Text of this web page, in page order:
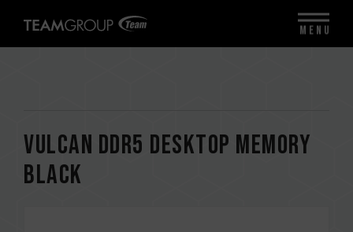
VULCAN DDR5 DESKTOP MEMORY
BLACK
MENU